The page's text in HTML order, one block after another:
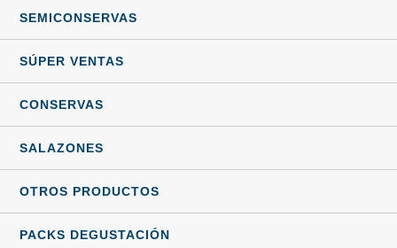
SEMICONSERVAS
SÚPER VENTAS
CONSERVAS
SALAZONES
OTROS PRODUCTOS
PACKS DEGUSTACIÓN